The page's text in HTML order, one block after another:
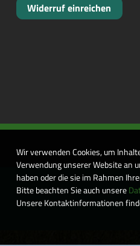
Widerruf einreichen
Wir verwenden Cookies, um
Verwendung unserer Website an
haben oder die sie im Rahmen
Bitte beachten Sie auch unsere
Unsere Kontaktinformationen